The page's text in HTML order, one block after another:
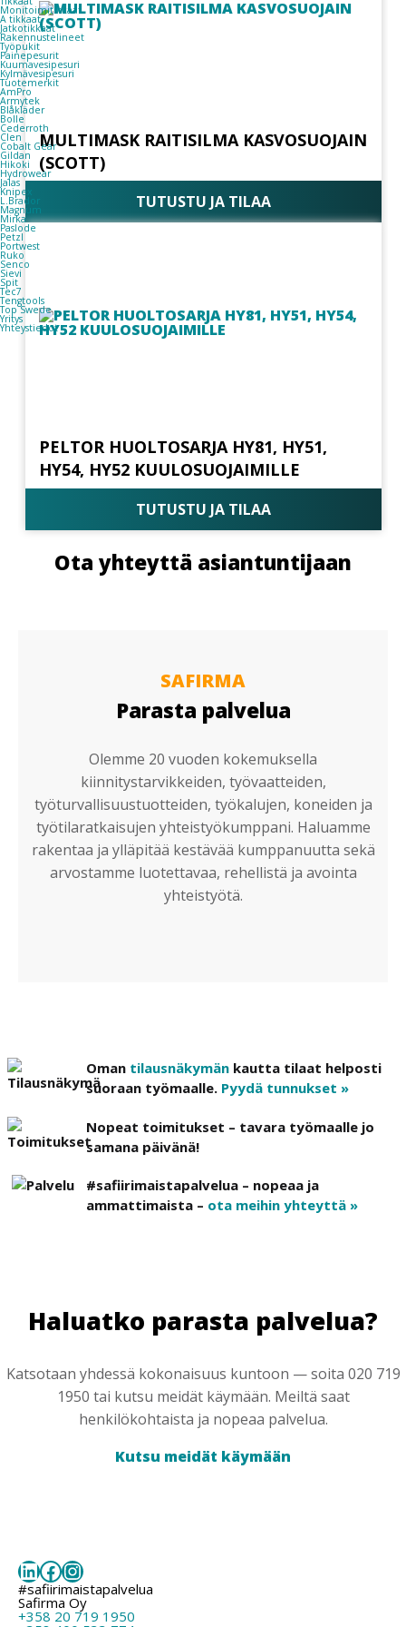
Monitoimitikkaat
A tikkaat
Jatkotikkaat
Rakennustelineet
Työpukit
Painepesurit
Kuumavesipesuri
Kylmävesipesuri
Tuotemerkit
AmPro
Armytek
Blåkläder
Bolle
Cederroth
Clen
Cobalt Gear
Gildan
Hikoki
Hydrowear
Jalas
Knipex
L.Brador
Magnum
Mirka
Paslode
Petzl
Portwest
Ruko
Senco
Sievi
Spit
Tec7
Tengtools
Top Swede
Yritys
Yhteystiedot
MULTIMASK RAITISILMA KASVOSUOJAIN
(SCOTT)
TUTUSTU JA TILAA
PELTOR HUOLTOSARJA HY81, HY51,
HY54, HY52 KUULOSUOJAIMILLE
TUTUSTU JA TILAA
Ota yhteyttä asiantuntijaan
SAFIRMA
Parasta palvelua
Olemme 20 vuoden kokemuksella
kiinnitystarvikkeiden, työvaatteiden,
työturvallisuustuotteiden, työkalujen, koneiden ja
työtilaratkaisujen yhteistyökumppani. Haluamme
rakentaa ja ylläpitää kestävää kumppanuutta sekä
arvostamme luotettavaa, rehellistä ja avointa
yhteistyötä.
Oman tilausnäkymän kautta tilaat helposti
suoraan työmaalle. Pyydä tunnukset »
Nopeat toimitukset – tavara työmaalle jo
samana päivänä!
#safiirimaistapalvelua – nopeaa ja
ammattimaista – ota meihin yhteyttä »
Haluatko parasta palvelua?
Katsotaan yhdessä kokonaisuus kuntoon — soita 020 719
1950 tai kutsu meidät käymään. Meiltä saat
henkilökohtaista ja nopeaa palvelua.
Kutsu meidät käymään
LinkedIn
Facebook
Instagram
#safiirimaistapalvelua
Safirma Oy
+358 20 719 1950